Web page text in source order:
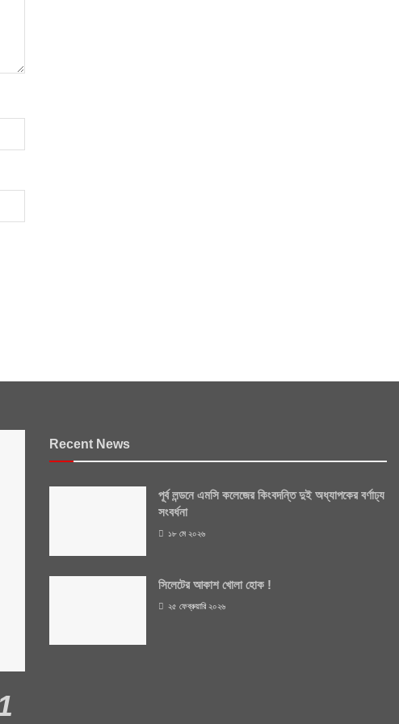
Recent News
পূর্ব লন্ডনে এমসি কলেজের কিংবদন্তি দুই অধ্যাপকের বর্ণাঢ্য
সংবর্ধনা
১৮ মে ২০২৬
সিলেটের আকাশ খোলা হোক !
২৫ ফেব্রুয়ারি ২০২৬